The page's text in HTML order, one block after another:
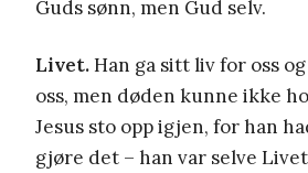
Guds sønn, men Gud selv.
Livet.Han ga sitt liv for oss
oss, men døden kunne ikke
Jesus sto opp igjen, for han
gjøre det – han var selve